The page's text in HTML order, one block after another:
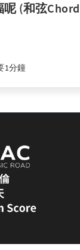
(和弦Chord
1分鐘